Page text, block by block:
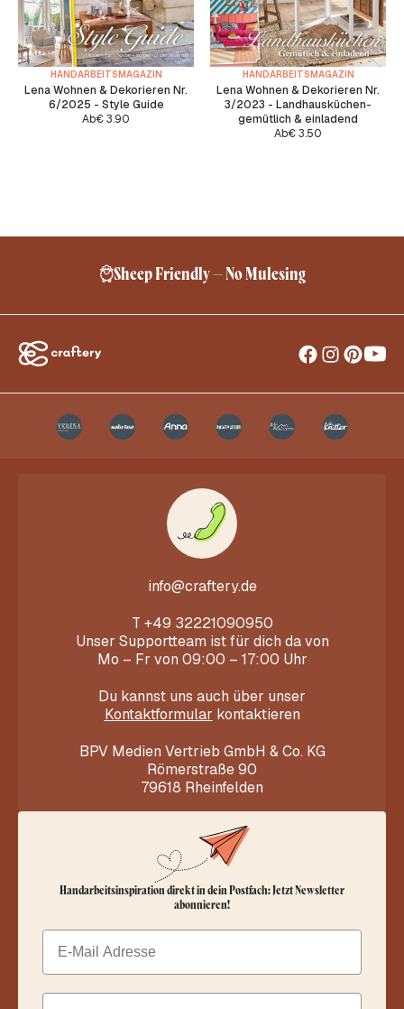
HANDARBEITSMAGAZIN
Lena Wohnen & Dekorieren Nr.
6/2025 - Style Guide
Ab€3.90
HANDARBEITSMAGAZIN
Lena Wohnen & Dekorieren Nr.
3/2023 - Landhausküchen-
gemütlich & einladend
Ab€3.50
Sheep Friendly – No Mulesing
info@craftery.de
T +49 32221090950
Unser Supportteam ist für dich da von
Mo – Fr von 09:00 – 17:00 Uhr
Du kannst uns auch über unser
Kontaktformular kontaktieren
BPV Medien Vertrieb GmbH & Co. KG
Römerstraße 90
79618 Rheinfelden
Handarbeitsinspiration direkt in dein Postfach: Jetzt Newsletter
abonnieren!
Email
Dein Vorname